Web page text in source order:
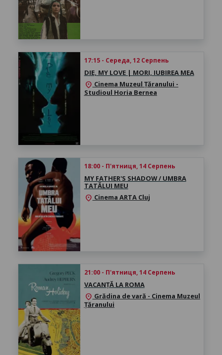
17:15 - Середа, 12 Серпень
DIE, MY LOVE | MORI, IUBIREA MEA
location_on Cinema Muzeul Țăranului -
Studioul Horia Bernea
18:00 - П'ятниця, 14 Серпень
MY FATHER'S SHADOW / UMBRA
TATĂLUI MEU
location_on Cinema ARTA Cluj
21:00 - П'ятниця, 14 Серпень
VACANȚĂ LA ROMA
location_on Grădina de vară - Cinema Muzeul
Țăranului